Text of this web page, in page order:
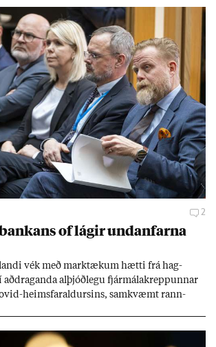
2
of lág­ir und­an­farna
vék með mark­tæk­um hætti frá hag­
al­þjóð­legu fjár­málakrepp­unn­ar
heims­far­ald­urs­ins, sam­kvæmt rann­